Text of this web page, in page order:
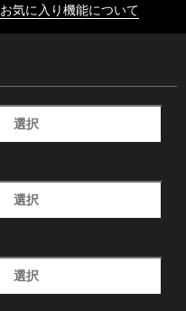
お気に入り機能について
選択
選択
選択